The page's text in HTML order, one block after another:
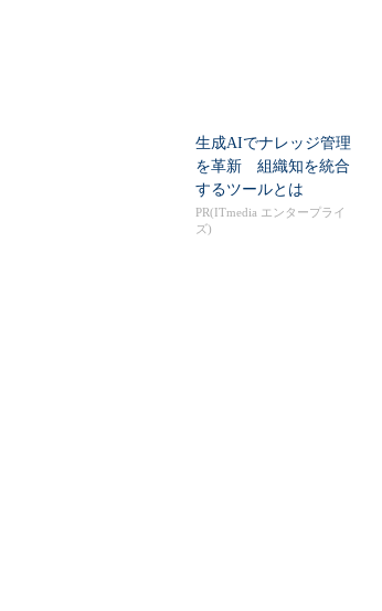
生成AIでナレッジ管理
を革新 組織知を統合
するツールとは
PR(ITmedia エンタープライ
ズ)